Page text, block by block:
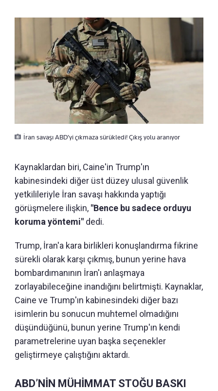
İran savaşı ABD’yi çıkmaza sürükledi! Çıkış yolu aranıyor
Kaynaklardan biri, Caine'in Trump'ın
kabinesindeki diğer üst düzey ulusal güvenlik
yetkilileriyle İran savaşı hakkında yaptığı
görüşmelere ilişkin, "Bence bu sadece orduyu
koruma yöntemi" dedi.
Trump, İran'a kara birlikleri konuşlandırma fikrine
sürekli olarak karşı çıkmış, bunun yerine hava
bombardımanının İran'ı anlaşmaya
zorlayabileceğine inandığını belirtmişti. Kaynaklar,
Caine ve Trump'ın kabinesindeki diğer bazı
isimlerin bu sonucun muhtemel olmadığını
düşündüğünü, bunun yerine Trump'ın kendi
parametrelerine uyan başka seçenekler
geliştirmeye çalıştığını aktardı.
ABD’NİN MÜHİMMAT STOĞU BASKI